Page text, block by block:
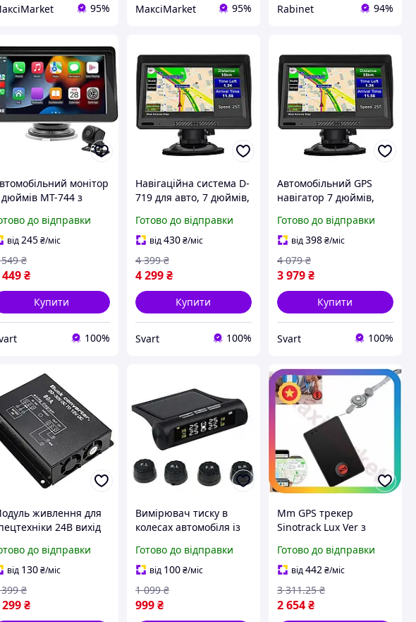
95% МаксіMarket 95% Rabinet 94%
монітор
MT-744 з
і FM /Svart/ -
products-for-
до відправки
від245₴/міс
₴
₴
Купити
100%
Навігаційна система D-
719 для авто, 7 дюймів,
мультитач.
Готово до відправки
від430 ₴/міс
4 299 ₴
4 399 ₴
Купити
Svart 100%
Автомобільний GPS
навігатор 7 дюймів,
256Mb ОЗУ, 8Gb, 719MT
/Svart/ -stunning-
products-for-life-
Готово до відправки
від398₴/міс
3 979₴
4 079 ₴
Купити
Svart 100%
живлення для
24В вихід
/Svart/ -stunning-
for-life-
до відправки
від 130₴/міс
299₴
₴
Вимірювач тиску в
колесах автомобіля із
/Svart/ -stunning-
products-for-life-
Готово до відправки
від 100 ₴/міс
999 ₴
1 099 ₴
Mm GPS трекер
Sinotrack Lux Ver з
дітей та домашніх
тварин 1200mAh SOS
функція 15 Maxi7\Q
Готово до відправки
від442₴/міс
2 654₴
3 311.25 ₴